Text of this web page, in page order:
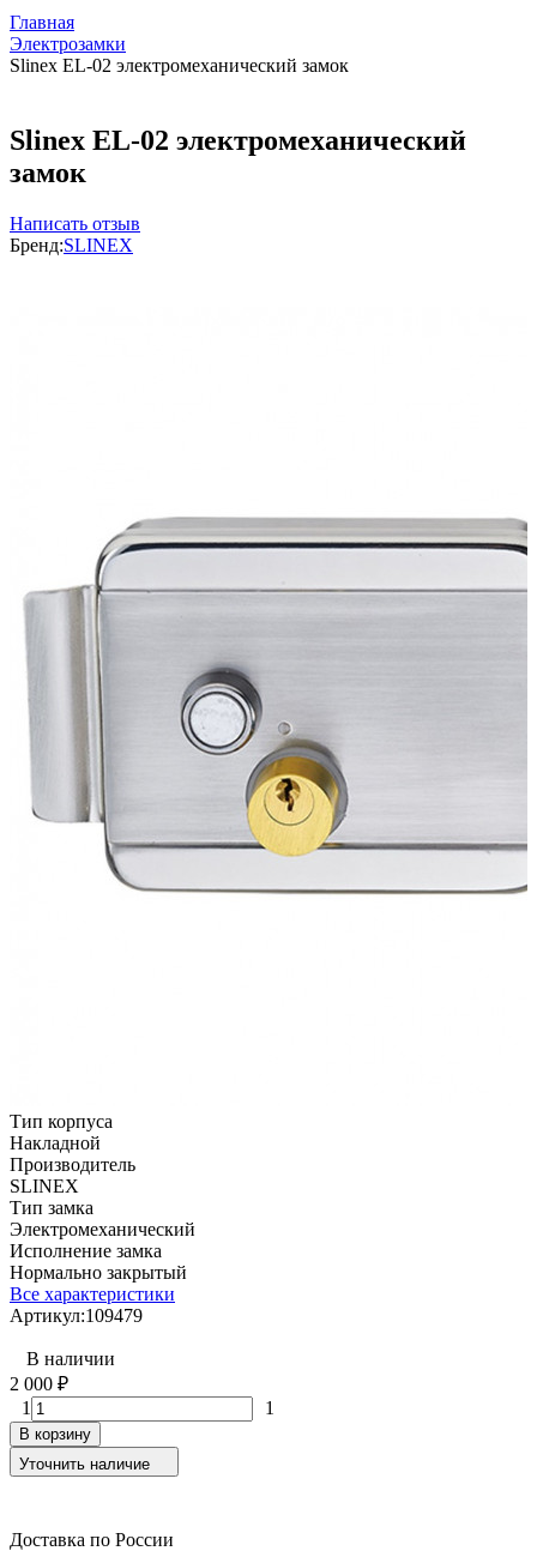
Главная
Электрозамки
Slinex EL-02 электромеханический замок
Slinex EL-02 электромеханический
замок
Написать отзыв
Бренд:SLINEX
Тип корпуса
Накладной
Производитель
SLINEX
Тип замка
Электромеханический
Исполнение замка
Нормально закрытый
Все характеристики
Артикул:109479
В наличии
2 000 ₽
1
1
В корзину
Уточнить наличие
Доставка по России